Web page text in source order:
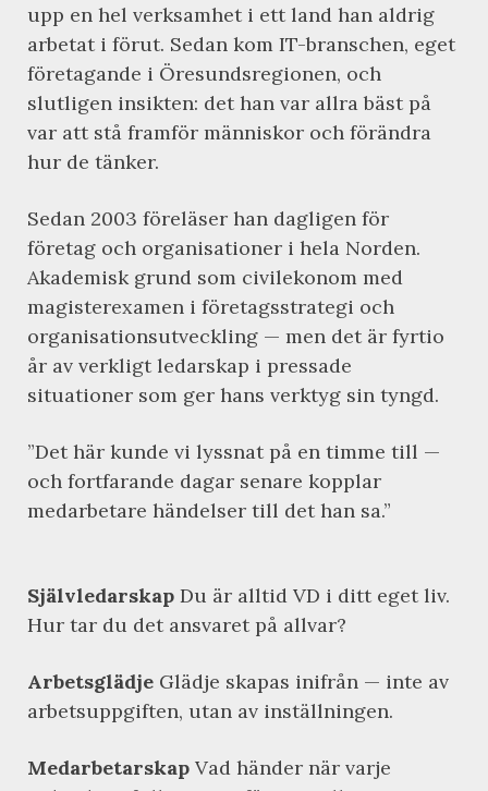
upp en hel verksamhet i ett land han aldrig
arbetat i förut. Sedan kom IT-branschen, eget
företagande i Öresundsregionen, och
slutligen insikten: det han var allra bäst på
var att stå framför människor och förändra
hur de tänker.
Sedan 2003 föreläser han dagligen för
företag och organisationer i hela Norden.
Akademisk grund som civilekonom med
magisterexamen i företagsstrategi och
organisationsutveckling — men det är fyrtio
år av verkligt ledarskap i pressade
situationer som ger hans verktyg sin tyngd.
”Det här kunde vi lyssnat på en timme till —
och fortfarande dagar senare kopplar
medarbetare händelser till det han sa.”
Självledarskap Du är alltid VD i ditt eget liv.
Hur tar du det ansvaret på allvar?
Arbetsglädje Glädje skapas inifrån — inte av
arbetsuppgiften, utan av inställningen.
Medarbetarskap Vad händer när varje